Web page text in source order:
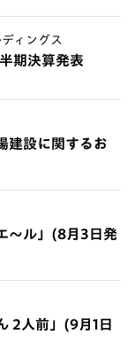
ィングス
期決算発表
建設に関するお
～ル」(8月3日発
2人前」(9月1日